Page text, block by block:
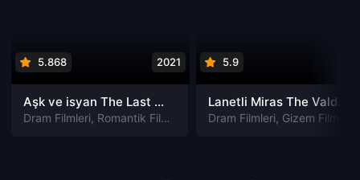
5.868 2021
Aşk ve isyan The Last Parasido izle
Dram Filmleri, Romantik Filmleri
5.9
Dram Filmleri, Gizem Filmleri